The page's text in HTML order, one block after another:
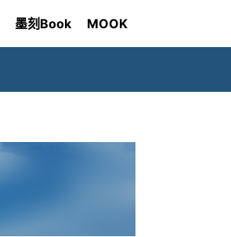
墨刻Book MOOK